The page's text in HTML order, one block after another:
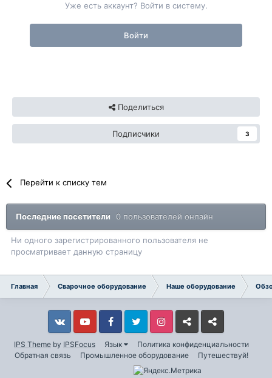
Уже есть аккаунт? Войти в систему.
Войти
Поделиться
Подписчики 3
Перейти к списку тем
Последние посетители 0 пользователей онлайн
Ни одного зарегистрированного пользователя не
просматривает данную страницу
Главная Сварочное оборудование Наше оборудование
IPS Theme by IPSFocus Язык
Политика конфиденциальности
Обратная связь
Промышленное оборудование Путешествуй!
VkontakteYouTube FacebookTwitter InstagramLivejournalOdnoklassniki